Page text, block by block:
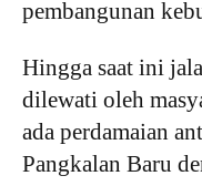
pembangunan
Hingga saat ini
dilewati oleh
ada perdamaian
Pangkalan Baru